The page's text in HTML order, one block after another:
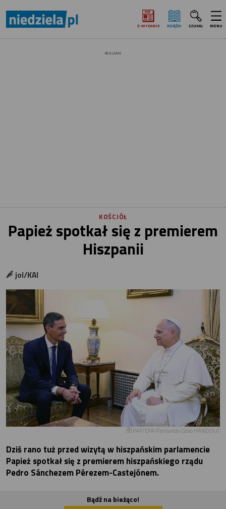
E‑WYDANIE KSIĄŻKI SZUKAJ MENU
REKLAMA
KOŚCIÓŁ
Papież spotkał się z premierem
Hiszpanii
jol/KAI
PAP/EPA/Fernando Calvo HANDOUT
Dziś rano tuż przed wizytą w hiszpańskim parlamencie
Papież spotkał się z premierem hiszpańskiego rządu
Pedro Sánchezem Pérezem-Castejónem.
Bądź na bieżąco!